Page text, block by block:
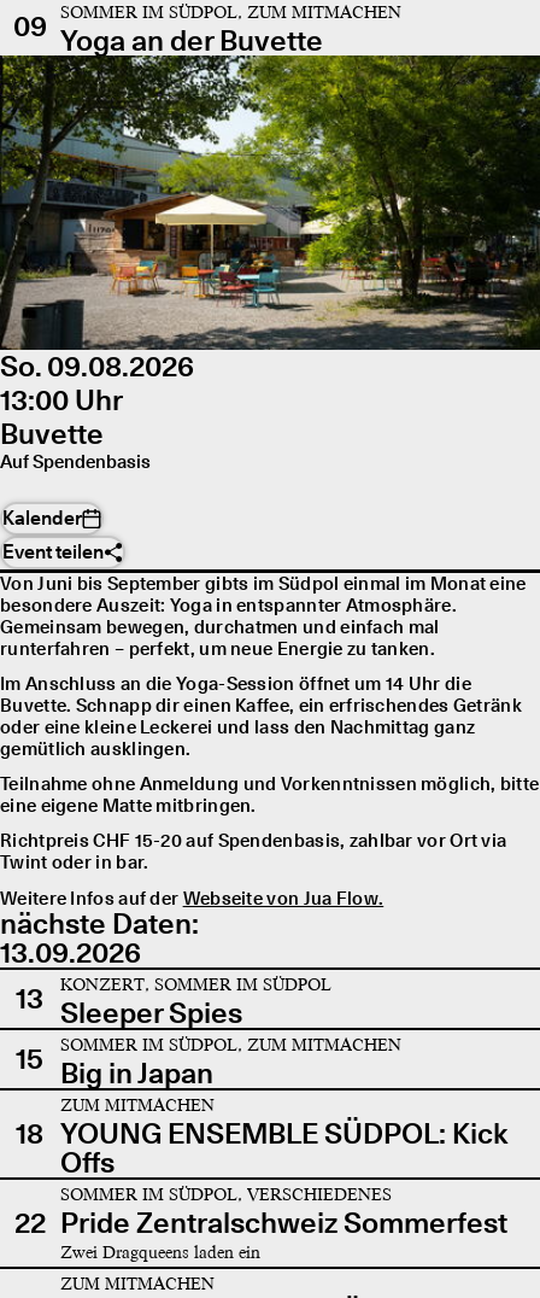
09
SOMMER IM SÜDPOL, ZUM MITMACHEN
Yoga an der Buvette
So. 09.08.2026
13:00 Uhr
Buvette
Auf Spendenbasis
Kalender
Event teilen
Von Juni bis September gibts im Südpol einmal im Monat eine
besondere Auszeit: Yoga in entspannter Atmosphäre.
Gemeinsam bewegen, durchatmen und einfach mal
runterfahren – perfekt, um neue Energie zu tanken.
Im Anschluss an die Yoga-Session öffnet um 14 Uhr die
Buvette. Schnapp dir einen Kaffee, ein erfrischendes Getränk
oder eine kleine Leckerei und lass den Nachmittag ganz
gemütlich ausklingen.
Teilnahme ohne Anmeldung und Vorkenntnissen möglich, bitte
eine eigene Matte mitbringen.
Richtpreis CHF 15-20 auf Spendenbasis, zahlbar vor Ort via
Twint oder in bar.
Weitere Infos auf der Webseite von Jua Flow.
nächste Daten:
13.09.2026
13
KONZERT, SOMMER IM SÜDPOL
Sleeper Spies
15
SOMMER IM SÜDPOL, ZUM MITMACHEN
Big in Japan
18
ZUM MITMACHEN
YOUNG ENSEMBLE SÜDPOL: Kick
Offs
22
SOMMER IM SÜDPOL, VERSCHIEDENES
Pride Zentralschweiz Sommerfest
Zwei Dragqueens laden ein
ZUM MITMACHEN